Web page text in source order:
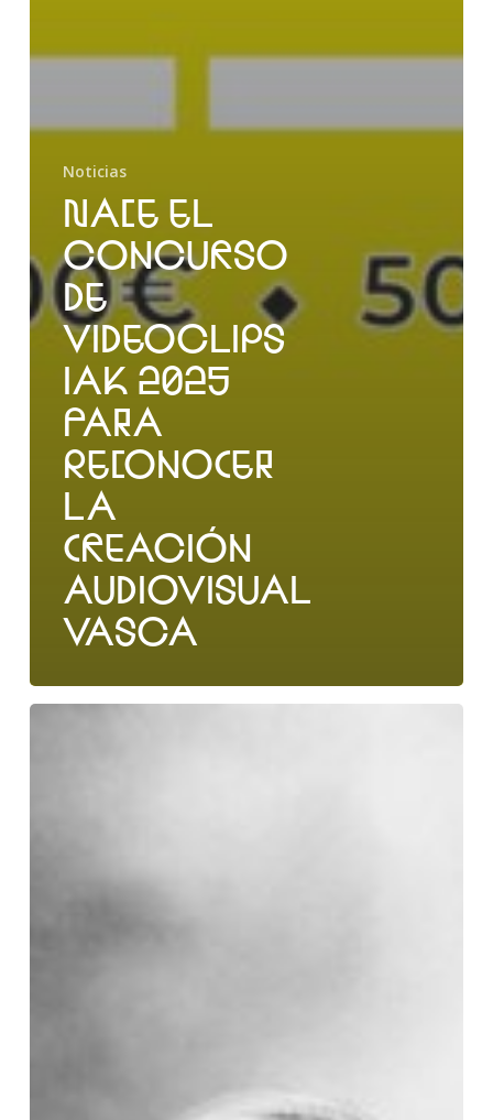
Noticias
NACE EL
CONCURSO
DE
VIDEOCLIPS
IAK 2025
PARA
RECONOCER
LA
CREACIÓN
AUDIOVISUAL
VASCA